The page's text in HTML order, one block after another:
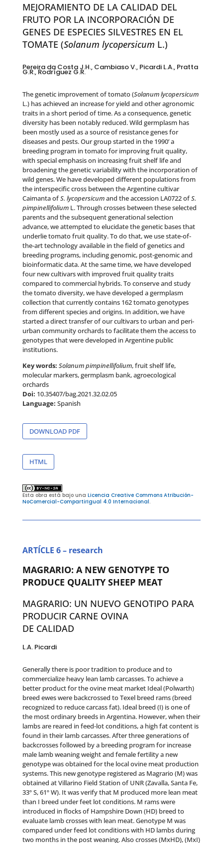
MEJORAMIENTO DE LA CALIDAD DEL
FRUTO POR LA INCORPORACIÓN DE
GENES DE ESPECIES SILVESTRES EN EL
TOMATE (Solanum lycopersicum L.)
Pereira da Costa J.H., Cambiaso V., Picardi L.A., Pratta
G.R., Rodríguez G.R.
The genetic improvement of tomato (Solanum lycopersicum
L.) has achieved an increase for yield and other agronomic
traits in a short period of time. As a consequence, genetic
diversity has been notably reduced. Wild germplasm has
been mostly used as a source of resistance genes for
diseases and pests. Our group started in the 1990’ a
breeding program in tomato for improving fruit quality,
with special emphasis on increasing fruit shelf life and
broadening the genetic variability with the incorporation of
wild genes. We have developed different populations from
the interspecific cross between the Argentine cultivar
Caimanta ofS. lycopersicumand the accession LA0722 ofS.
pimpinellifolium L. Through crosses between these selected
parents and the subsequent generational selection
advance, we attempted to elucidate the genetic bases that
underlie tomato fruit quality. To do that, we use state-of-
the-art technology available in the field of genetics and
breeding programs, including genomic, post-genomic and
bioinformatic data. At the same time, we have developed
four new cultivars with improved fruit quality traits
compared to commercial hybrids. To conserve and study
the tomato diversity, we have developed a germplasm
collection that currently contains 162 tomato genotypes
from different species and origins. In addition, we have
started a direct transfer of our cultivars to urban and peri-
urban community orchards to facilitate them the access to
genotypes that were developed in Argentine public
institutions.
Key words: Solanum pimpinellifolium, fruit shelf life,
molecular markers, germplasm bank, agroecological
orchards
Doi: 10.35407/bag.2021.32.02.05
Language: Spanish
DOWNLOAD PDF
HTML
Esta obra está bajo una Licencia Creative Commons Atribución-
NoComercial-CompartirIgual 4.0 Internacional.
ARTÍCLE 6– research
MAGRARIO: A NEW GENOTYPE TO
PRODUCE QUALITY SHEEP MEAT
MAGRARIO: UN NUEVO GENOTIPO PARA
PRODUCIR CARNE OVINA
DE CALIDAD
L.A. Picardi
Generally there is poor tradition to produce and to
commercialize heavy lean lamb carcasses. To achieve a
better product for the ovine meat market Ideal (Polwarth)
breed ewes were backcrossed to Texel breed rams (breed
recognized to reduce carcass fat). Ideal breed (I) is one of
the most ordinary breeds in Argentina. However, when their
lambs are reared in feed-lot conditions, a high fat content is
found in their lamb carcasses. After three generations of
backcrosses followed by a breeding program for increase
male lamb weaning weight and female fertility a new
genotype was obtained for the local ovine meat production
systems. This new genotype registered as Magrario (M) was
obtained at Villarino Field Station of UNR (Zavalla, Santa Fe,
33º S, 61º W). It was verify that M produced more lean meat
than I breed under feet lot conditions. M rams were
introduced in flocks of Hampshire Down (HD) breed to
evaluate lamb crosses with lean meat. Genotype M was
compared under feed lot conditions with HD lambs during
two months in the post weaning. Also crosses (MxHD), (MxI)